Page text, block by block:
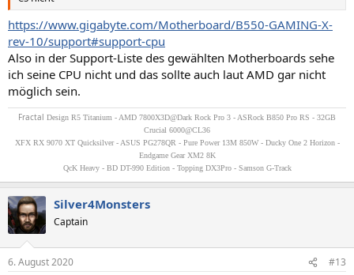
https://www.gigabyte.com/Motherboard/B550-GAMING-X-
rev-10/support#support-cpu
Also in der Support-Liste des gewählten Motherboards sehe
ich seine CPU nicht und das sollte auch laut AMD gar nicht
möglich sein.
Fractal Design R5 Titanium - AMD 7800X3D@Dark Rock Pro 3 - ASRock B850 Pro RS - 32GB
Crucial 6000@CL36
XFX RX 9070 XT Quicksilver - ASUS PG278QR - Pure Power 13M 850W - Ducky One 2 Horizon -
Endgame Gear XM2 8K
QcK Heavy - BD DT-990 Edition - Topping DX3Pro - Samson G-Track
Silver4Monsters
Captain
6. August 2020 #13